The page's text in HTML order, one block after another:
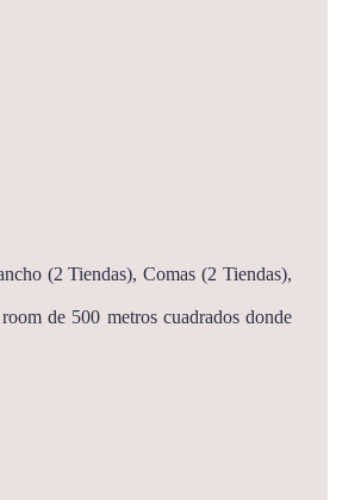
(2 Tiendas), Comas (2 Tiendas),
de 500 metros cuadrados donde